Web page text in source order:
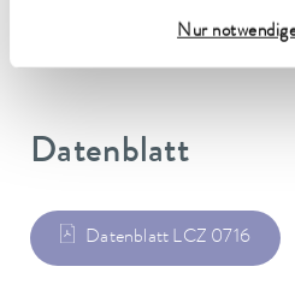
Nur
Datenblatt
Datenblatt LCZ 0716